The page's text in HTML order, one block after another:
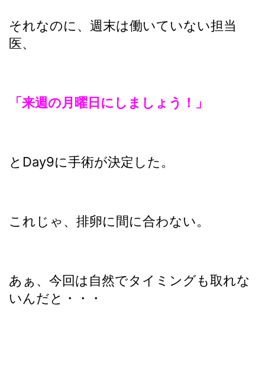
それなのに、週末は働いていない担当
医、
「来週の月曜日にしましょう！」
とDay9に手術が決定した。
これじゃ、排卵に間に合わない。
あぁ、今回は自然でタイミングも取れな
いんだと・・・